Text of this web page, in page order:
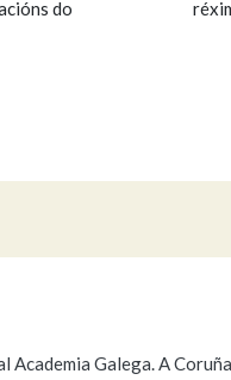
do
Galega. A